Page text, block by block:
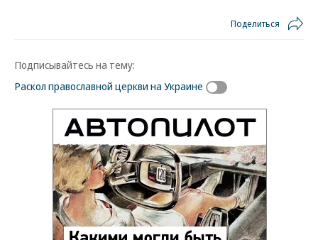
Поделиться
Подписывайтесь на тему:
Раскол православной церкви на Украине